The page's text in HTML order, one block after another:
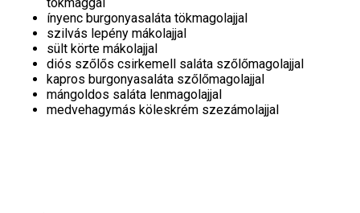
ínyenc burgonyasaláta tökmagolajjal
szilvás lepény mákolajjal
sült körte mákolajjal
diós szőlős csirkemell saláta szőlőmagolajjal
kapros burgonyasaláta szőlőmagolajjal
mángoldos saláta lenmagolajjal
medvehagymás köleskrém szezámolajjal